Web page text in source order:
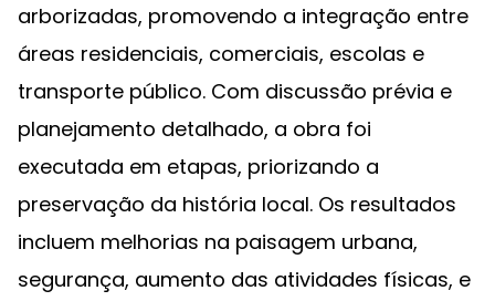
arborizadas, promovendo a integração entre
áreas residenciais, comerciais, escolas e
transporte público. Com discussão prévia e
planejamento detalhado, a obra foi
executada em etapas, priorizando a
preservação da história local. Os resultados
incluem melhorias na paisagem urbana,
segurança, aumento das atividades físicas, e